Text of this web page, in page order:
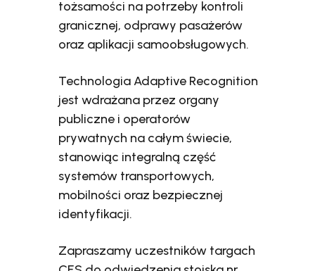
tożsamości na potrzeby kontroli
granicznej, odprawy pasażerów
oraz aplikacji samoobsługowych.
Technologia Adaptive Recognition
jest wdrażana przez organy
publiczne i operatorów
prywatnych na całym świecie,
stanowiąc integralną część
systemów transportowych,
mobilności oraz bezpiecznej
identyfikacji.
Zapraszamy uczestników targach